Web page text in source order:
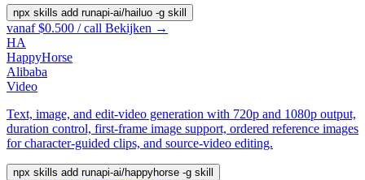
npx skills add runapi-ai/hailuo -g skill
vanaf $0.500 / call Bekijken →
HA
HappyHorse
Alibaba
Video
Text, image, and edit-video generation with 720p and 1080p output,
duration control, first-frame image support, ordered reference images
for character-guided clips, and source-video editing.
npx skills add runapi-ai/happyhorse -g skill